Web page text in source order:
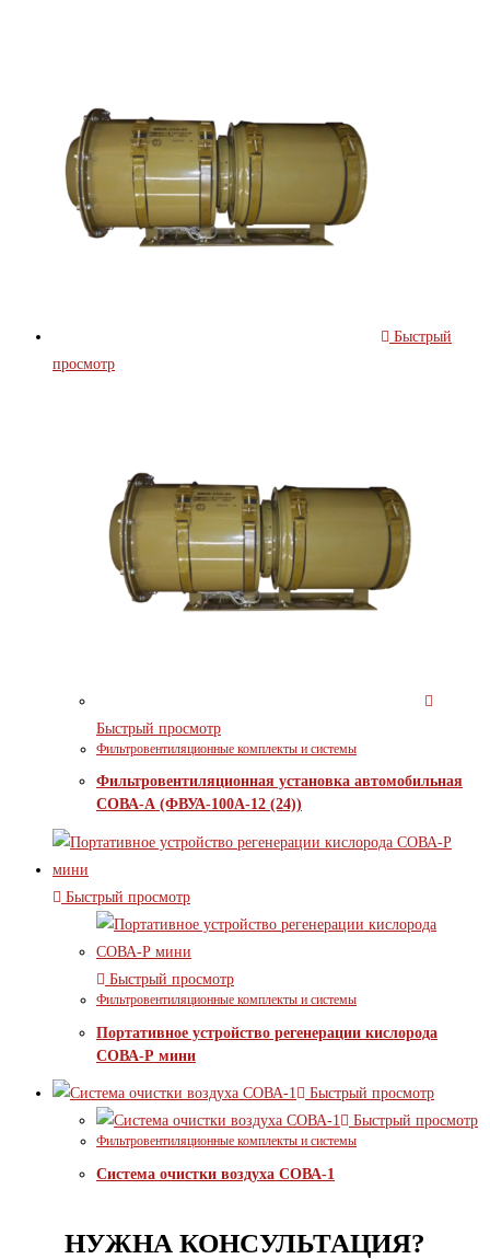
Быстрый
просмотр
Быстрый просмотр
Фильтровентиляционные комплекты и системы
Фильтровентиляционная установка автомобильная
СОВА-А (ФВУА-100А-12 (24))
Быстрый просмотр
Быстрый просмотр
Фильтровентиляционные комплекты и системы
Портативное устройство регенерации кислорода
СОВА-Р мини
Быстрый просмотр
Быстрый просмотр
Фильтровентиляционные комплекты и системы
Система очистки воздуха СОВА-1
НУЖНА КОНСУЛЬТАЦИЯ?